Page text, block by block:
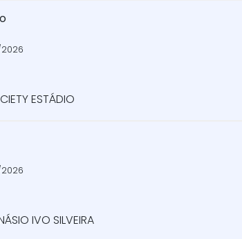
ESTÁDIO
IVO SILVEIRA